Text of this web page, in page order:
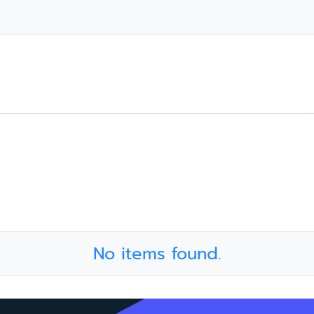
No items found.